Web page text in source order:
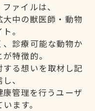
ァイルは、
中の獣医師・動物
。
診療可能な動物か
特徴的。
る想いを取材し記
、
管理を行うユーザ
ます。